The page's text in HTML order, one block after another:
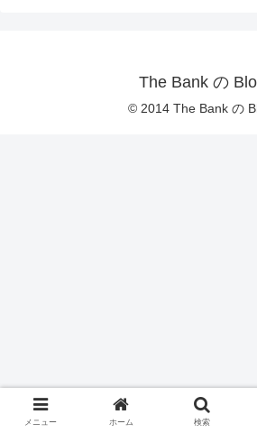
The Bank の
© 2014 The Bank の
メニュー ホーム 検索